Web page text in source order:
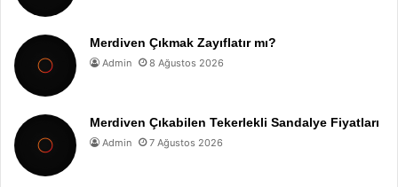
Merdiven Çıkmak Zayıflatır mı?
Admin 8 Ağustos 2026
Merdiven Çıkabilen Tekerlekli Sandalye Fiyatları
Admin 7 Ağustos 2026